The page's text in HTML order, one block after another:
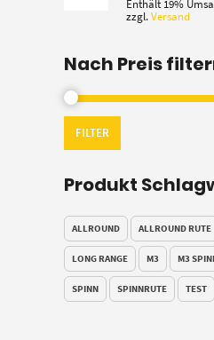
Enthält 19%
zzgl.Versand
Nach Preis
FILTER
Produkt
ALLROUND ALLROUND RUTE
LONG RANGE M3 M3
SPINN SPINNRUTE TEST